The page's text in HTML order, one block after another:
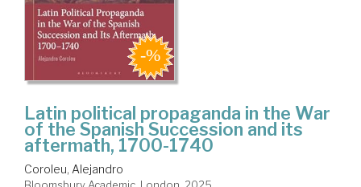
Latin political propaganda in the War
of the Spanish Succession and its
aftermath, 1700-1740
Coroleu, Alejandro